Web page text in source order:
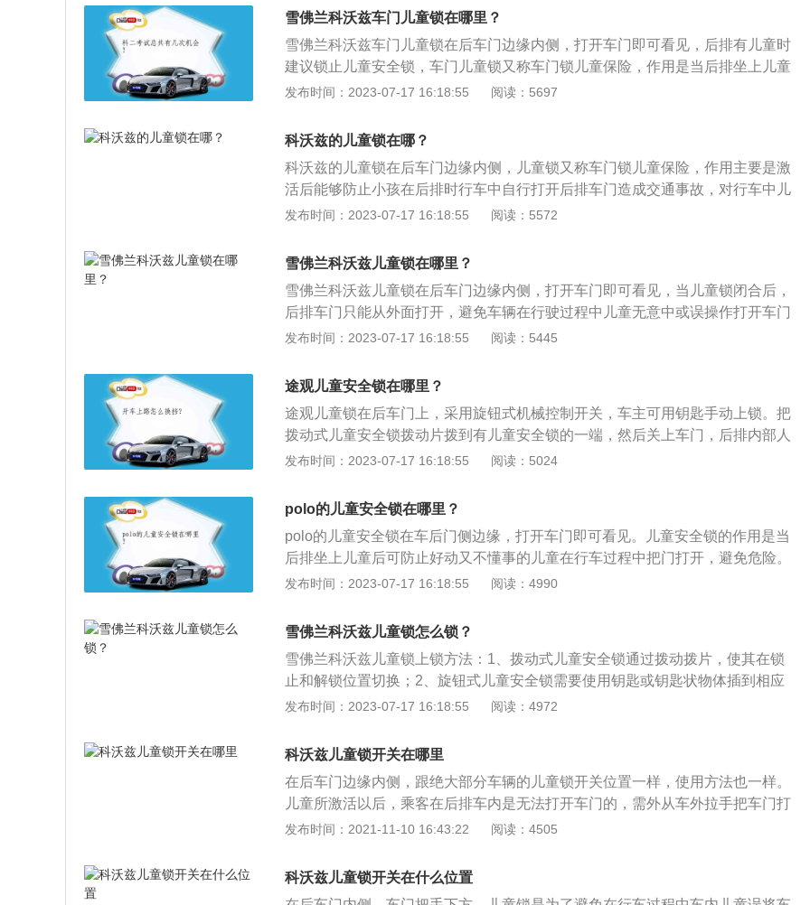
费者对用车的需求，这款车还推出多种动力组合供消费者选择，这款车分别搭载
的是1.6L、1.2T、1.4T和2.0T四款发动机，在传动系统方面，与发动机相匹配的
是5速手动变速箱、6速手自一体变速箱和7速双离合变速箱。3、这款车主要面向
的是年轻消费群体，整体的设计比较年轻，外观的设计同时也趋向年轻化发展，
非常符合现代年轻消费者对汽车的审美观点。
雪佛兰科沃兹车门儿童锁在哪里？
雪佛兰科沃兹车门儿童锁在后车门边缘内侧，打开车门即可看见，后排有儿童时
建议锁止儿童安全锁，车门儿童锁又称车门锁儿童保险，作用是当后排坐上儿童
后，可防止儿童在行车过程中把门打开，从而避免危险，这样只能等停车后由大
4474mm、宽1730mm、高1471mm，轴距为2600mm，油箱容积为36l，行李箱
容积为469l。
发布时间：2023-07-17 16:18:55 阅读：5697
科沃兹的儿童锁在哪？
科沃兹的儿童锁在后车门边缘内侧，儿童锁又称车门锁儿童保险，作用主要是激
活后能够防止小孩在后排时行车中自行打开后排车门造成交通事故，对行车中儿
童坐后排起到一个防止意外发生的作用。以2020款科沃兹为例，其车身尺寸是长
容积为469l。这款车搭载了1.0t涡轮增压发动机，最大功率是92kw，最大扭矩是1
80nm，与其匹配的是6挡手自一体变速箱。
发布时间：2023-07-17 16:18:55 阅读：5572
雪佛兰科沃兹儿童锁在哪里？
雪佛兰科沃兹儿童锁在后车门边缘内侧，打开车门即可看见，当儿童锁闭合后，
后排车门只能从外面打开，避免车辆在行驶过程中儿童无意中或误操作打开车门
而造成的危险。常见的儿童安全锁开关有两种形式，一种是旋钮式，一种是拨动
30mm、1471mm，轴距是2600mm，配备有电子车身稳定控制、胎压监测系统、
7英寸触摸高清显示屏、MyLink智能互联系统、剧院级音响系统以及PM2.5空气
过滤系统等装备。
发布时间：2023-07-17 16:18:55 阅读：5445
途观儿童安全锁在哪里？
途观儿童锁在后车门上，采用旋钮式机械控制开关，车主可用钥匙手动上锁。把
拨动式儿童安全锁拨动片拨到有儿童安全锁的一端，然后关上车门，后排内部人
员检查后排门是否可以打开（拨动儿童安全锁是否可以锁死），检查合格后可以
方面，途观的长宽高分别为4506mm、1809mm、1685mm，轴距为2684mm。
发布时间：2023-07-17 16:18:55 阅读：5024
polo的儿童安全锁在哪里？
polo的儿童安全锁在车后门侧边缘，打开车门即可看见。儿童安全锁的作用是当
后排坐上儿童后可防止好动又不懂事的儿童在行车过程中把门打开，避免危险。
注意事项：1、儿童锁开启时请勿把儿童或需要帮助的人单独留置车内，紧急情
冷的温度，这对车内人员或动物来说可能致命；3、随季节变化，闭锁的轿车内
的温度可能很高或很低，车内人员极易受伤和患病，甚至死亡，尤其对儿童的影
响更为严重。
发布时间：2023-07-17 16:18:55 阅读：4990
雪佛兰科沃兹儿童锁怎么锁？
雪佛兰科沃兹儿童锁上锁方法：1、拨动式儿童安全锁通过拨动拨片，使其在锁
止和解锁位置切换；2、旋钮式儿童安全锁需要使用钥匙或钥匙状物体插到相应
的孔中才能转动旋钮开关进行锁止及解锁操作。雪佛兰科沃兹的车型定位为一款
为2600毫米。科沃兹尚红系列以生命力美学为核心设计理念，运用雪佛兰家族设
计语言，车身比例修长，家族式前脸采用曜黑双格栅。车身侧面，科沃兹尚红系
列运用曜黑车窗饰件，配合专属的熏黑外后视镜与炫红饰条，以及有炫红标识的
16吋曜黑铝合金运动轮毂。
发布时间：2023-07-17 16:18:55 阅读：4972
科沃兹儿童锁开关在哪里
在后车门边缘内侧，跟绝大部分车辆的儿童锁开关位置一样，使用方法也一样。
儿童所激活以后，乘客在后排车内是无法打开车门的，需外从车外拉手把车门打
开。儿童锁的作用主要是激活后，能够防止小孩在后排时，行车中自行打开后排
锁的形式都是比较简单的，一般为旋钮式或拨杆式。这两种形式的操作也不复
杂，只要找出这个开关的位置，一般车主不看说明书也会操作。旋钮式大多以长
发布时间：2021-11-10 16:43:22 阅读：4505
科沃兹儿童锁开关在什么位置